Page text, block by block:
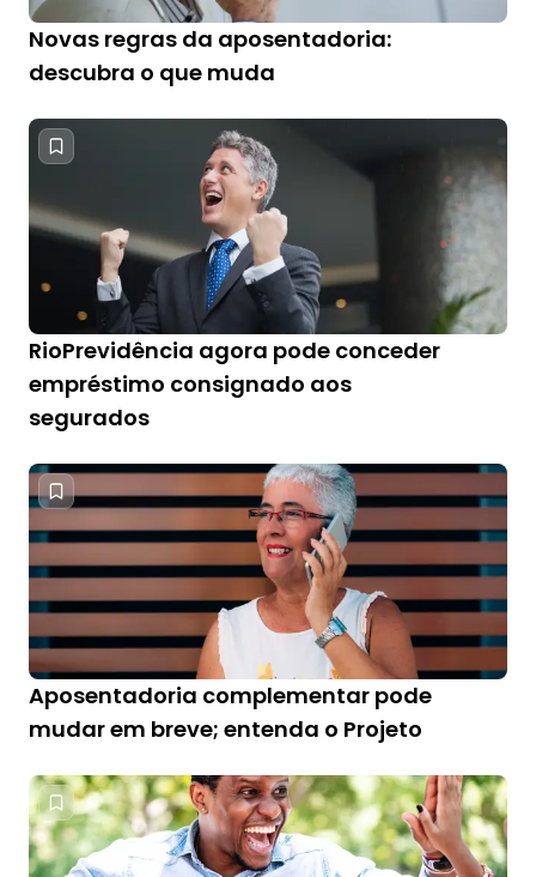
Novas regras da aposentadoria:
descubra o que muda
RioPrevidência agora pode conceder
empréstimo consignado aos
segurados
Aposentadoria complementar pode
mudar em breve; entenda o Projeto